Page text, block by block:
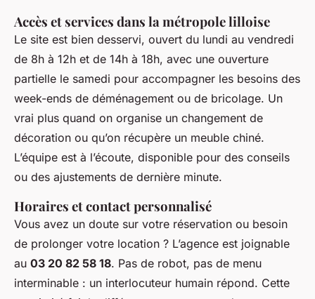
Accès et services dans la métropole lilloise
Le site est bien desservi, ouvert du lundi au vendredi
de 8h à 12h et de 14h à 18h, avec une ouverture
partielle le samedi pour accompagner les besoins des
week-ends de déménagement ou de bricolage. Un
vrai plus quand on organise un changement de
décoration ou qu’on récupère un meuble chiné.
L’équipe est à l’écoute, disponible pour des conseils
ou des ajustements de dernière minute.
Horaires et contact personnalisé
Vous avez un doute sur votre réservation ou besoin
de prolonger votre location ? L’agence est joignable
au 03 20 82 58 18. Pas de robot, pas de menu
interminable : un interlocuteur humain répond. Cette